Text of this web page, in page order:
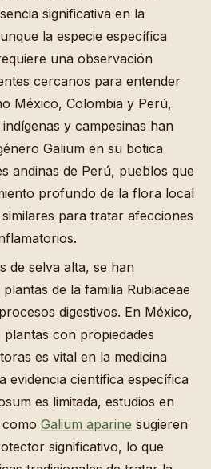
significativa en la
la especie específica
una observación
cercanos para entender
México, Colombia y Perú,
y campesinas han
Galium en su botica
andinas de Perú, pueblos que
profundo de la flora local
para tratar afecciones
de selva alta, se han
de la familia Rubiaceae
digestivos. En México,
con propiedades
es vital en la medicina
evidencia científica específica
es limitada, estudios en
Galium aparine sugieren
significativo, lo que